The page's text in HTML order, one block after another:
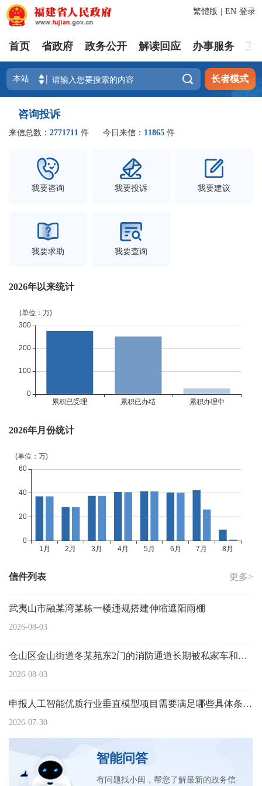
登录
繁體版 EN
首页 省政府 政务公开 解读回应 办事服务 互
 长者模式
咨询投诉
来信总数： 2771711 件 今日来信： 11865 件
我要咨询 我要投诉 我要建议
我要求助 我要查询
2026年以来统计
2026年月份统计
信件列表 更多>
2026-08-03
武夷山市融某湾某栋一楼违规搭建伸缩遮阳雨棚
2026-08-03
仓山区金山街道冬某苑东2门的消防通道长期被私家车和个人杂物占用
2026-07-30
申报人工智能优质行业垂直模型项目需要满足哪些具体条件？
智能问答
有问题找小闽，帮您了解最新的政务信